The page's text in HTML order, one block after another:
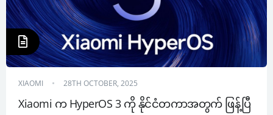
XIAOMI 28TH OCTOBER, 2025
Xiaomi က HyperOS 3 ကို နိုင်ငံတကာအတွက် ဖြန့်ပြီ